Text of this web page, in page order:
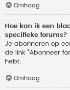
Omhoog
Hoe kan ik een
specifieke forums?
Je abonneren op
de link “Abonneer
hebt.
Omhoog